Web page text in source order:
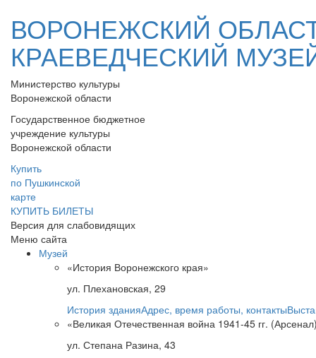
ВОРОНЕЖСКИЙ
КРАЕВЕДЧЕСКИЙ
Министерство культуры
Воронежской области
Государственное бюджетное
учреждение культуры
Воронежской области
Купить
по Пушкинской
карте
КУПИТЬ БИЛЕТЫ
Версия для слабовидящих
Меню сайта
Музей
«История Воронежского края»
ул. Плехановская, 29
История зданияАдрес, время работы, контакты
«Великая Отечественная война 1941-45 гг.
ул. Степана Разина, 43